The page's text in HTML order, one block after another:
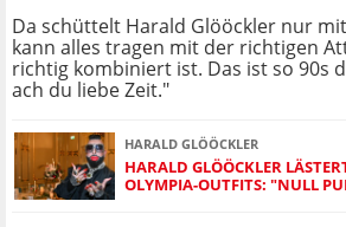
Da schüttelt Harald Glööckler nur
kann alles tragen mit der richtigen
richtig kombiniert ist. Das ist so 90s
ach du liebe Zeit."
HARALD GLÖÖCKLER
HARALD GLÖÖCKLER
OLYMPIA-OUTFITS: "NULL